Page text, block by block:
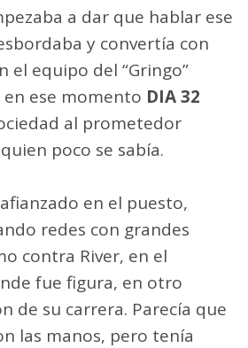
a dar que hablar ese
y convertía con
el equipo del “Gringo”
en ese momento DIA 32
al prometedor
poco se sabía.
en el puesto,
redes con grandes
contra River, en el
fue figura, en otro
de su carrera. Parecía que
las manos, pero tenía